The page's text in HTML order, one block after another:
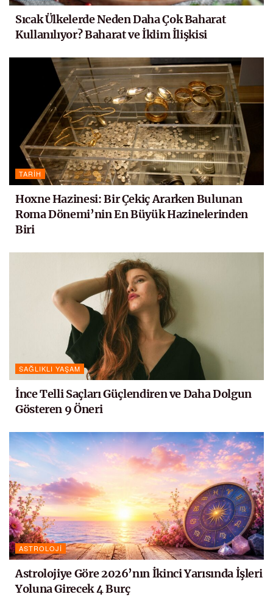
Sıcak Ülkelerde Neden Daha Çok Baharat
Kullanılıyor? Baharat ve İklim İlişkisi
TARIH
Hoxne Hazinesi: Bir Çekiç Ararken Bulunan
Roma Dönemi’nin En Büyük Hazinelerinden
Biri
SAĞLIKLI YAŞAM
İnce Telli Saçları Güçlendiren ve Daha Dolgun
Gösteren 9 Öneri
ASTROLOJI
Astrolojiye Göre 2026’nın İkinci Yarısında İşleri
Yoluna Girecek 4 Burç